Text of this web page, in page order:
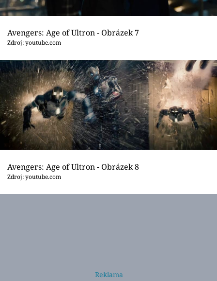
Avengers: Age of Ultron - Obrázek 7
Zdroj: youtube.com
Avengers: Age of Ultron - Obrázek 8
Zdroj: youtube.com